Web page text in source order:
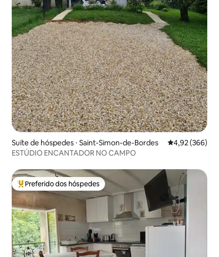
Suíte de hóspedes ⋅ Saint-Simon-de-Bordes 4,92 de uma
4,92 (366)
ESTÚDIO ENCANTADOR NO CAMPO
Entre os melhores preferidos dos hóspedes
Preferido dos hóspedes